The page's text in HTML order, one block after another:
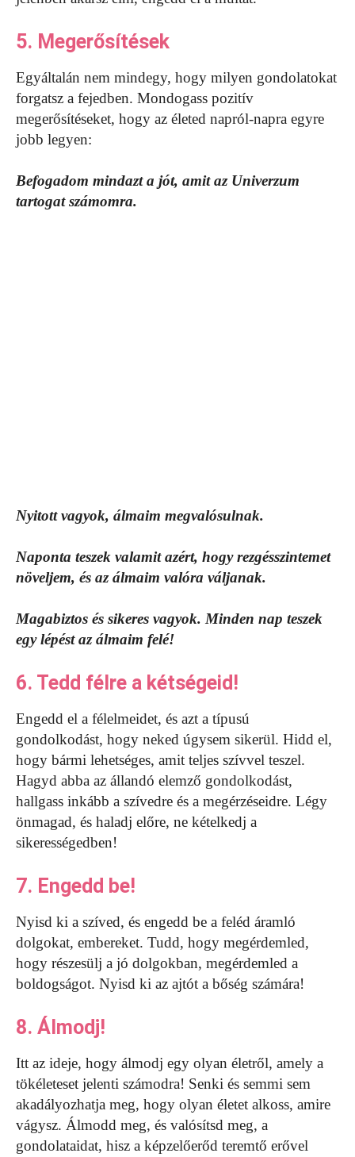
5. Megerősítések
Egyáltalán nem mindegy, hogy milyen gondolatokat
forgatsz a fejedben. Mondogass pozitív
megerősítéseket, hogy az életed napról-napra egyre
jobb legyen:
Befogadom mindazt a jót, amit az Univerzum
tartogat számomra.
Nyitott vagyok, álmaim megvalósulnak.
Naponta teszek valamit azért, hogy rezgésszintemet
növeljem, és az álmaim valóra váljanak.
Magabiztos és sikeres vagyok. Minden nap teszek
egy lépést az álmaim felé!
6. Tedd félre a kétségeid!
Engedd el a félelmeidet, és azt a típusú
gondolkodást, hogy neked úgysem sikerül. Hidd el,
hogy bármi lehetséges, amit teljes szívvel teszel.
Hagyd abba az állandó elemző gondolkodást,
hallgass inkább a szívedre és a megérzéseidre. Légy
önmagad, és haladj előre, ne kételkedj a
sikerességedben!
7. Engedd be!
Nyisd ki a szíved, és engedd be a feléd áramló
dolgokat, embereket. Tudd, hogy megérdemled,
hogy részesülj a jó dolgokban, megérdemled a
boldogságot. Nyisd ki az ajtót a bőség számára!
8. Álmodj!
Itt az ideje, hogy álmodj egy olyan életről, amely a
tökéleteset jelenti számodra! Senki és semmi sem
akadályozhatja meg, hogy olyan életet alkoss, amire
vágysz. Álmodd meg, és valósítsd meg, a
gondolataidat, hisz a képzelőerőd teremtő erővel